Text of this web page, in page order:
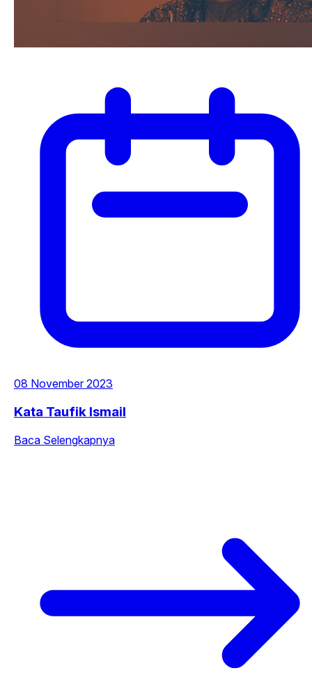
08 November 2023
Kata Taufik Ismail
Baca Selengkapnya